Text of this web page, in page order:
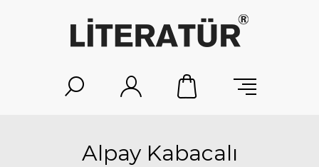
Alpay Kabacalı